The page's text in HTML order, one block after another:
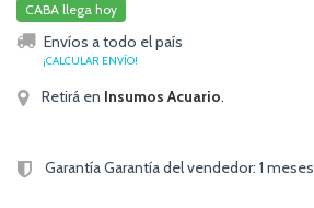
CABA llega hoy
Envíos a todo el país
¡CALCULAR ENVÍO!
Retirá en Insumos Acuario.
Garantía Garantía del vendedor: 1 meses